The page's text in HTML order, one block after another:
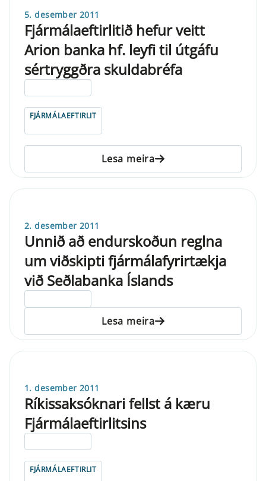
5. desember 2011
Fjármálaeftirlitið hefur veitt
Arion banka hf. leyfi til útgáfu
sértryggðra skuldabréfa
FJÁRMÁLAEFTIRLIT
Lesa meira
2. desember 2011
Unnið að endurskoðun reglna
um viðskipti fjármálafyrirtækja
við Seðlabanka Íslands
Lesa meira
1. desember 2011
Ríkissaksóknari fellst á kæru
Fjármálaeftirlitsins
FJÁRMÁLAEFTIRLIT